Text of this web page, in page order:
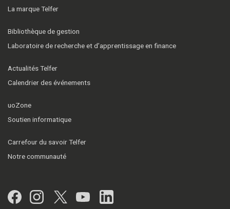
La marque Telfer
Bibliothèque de gestion
Laboratoire de recherche et d’apprentissage en finance
Actualités Telfer
Calendrier des événements
uoZone
Soutien informatique
Carrefour du savoir Telfer
Notre communauté
Facebook
Instagram
Twitter
YouTubeLinkedIn